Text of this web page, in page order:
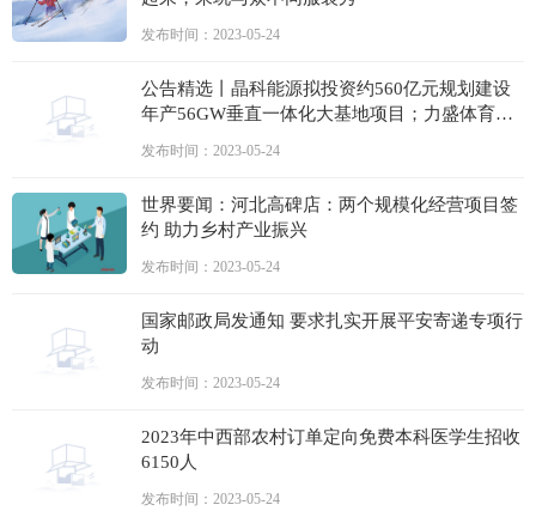
发布时间：2023-05-24
公告精选丨晶科能源拟投资约560亿元规划建设
年产56GW垂直一体化大基地项目；力盛体育与
发布时间：2023-05-24
世界要闻：河北高碑店：两个规模化经营项目签
约 助力乡村产业振兴
发布时间：2023-05-24
国家邮政局发通知 要求扎实开展平安寄递专项行
动
发布时间：2023-05-24
2023年中西部农村订单定向免费本科医学生招收
6150人
发布时间：2023-05-24